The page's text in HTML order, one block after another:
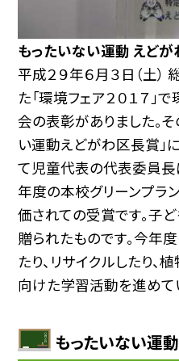
もったいない運動 えど
平成２９年６月３日（土
た「環境フェア２０１７」
会の表彰がありました。
い運動えどがわ区長賞」
て児童代表の代表委員長
年度の本校グリーンプラ
価されての受賞です。子
贈られたものです。今年
たり、リサイクルしたり
向けた学習活動を進めて
もったいない運動